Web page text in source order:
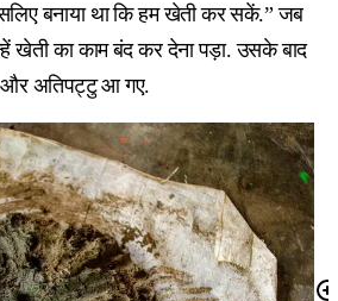
बनाया था कि हम खेती कर सकें.” जब
खेती का काम बंद कर देना पड़ा. उसके बाद
और अतिपट्टु आ गए.